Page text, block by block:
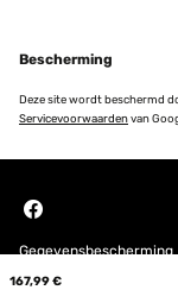
167,99 €
keinerlei Rost
würde es
Amazon-Benutzer
Vertaal
Bescherming
Deze site wordt beschermd
Servicevoorwaardenvan
Gegevensbescherming